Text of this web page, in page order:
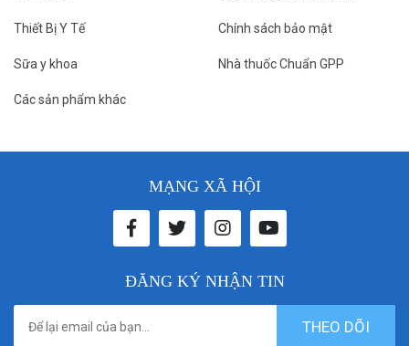
Thiết Bị Y Tế
Sữa y khoa
Các sản phẩm khác
Chính sách bảo mật
Nhà thuốc Chuẩn GPP
MẠNG XÃ HỘI
ĐĂNG KÝ NHẬN TIN
THEO DÕI